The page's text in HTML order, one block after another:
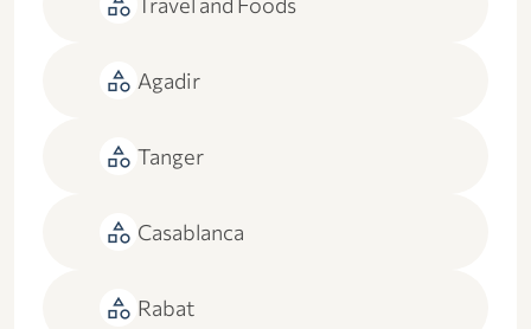
category Agadir
category Tanger
category Casablanca
category Rabat